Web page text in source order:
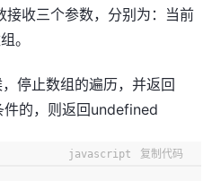
接收三个参数，分别为：当前
。
停止数组的遍历，并返回
的，则返回undefined
javascript 复制代码